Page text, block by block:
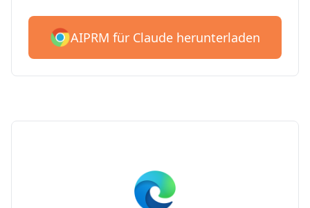
AIPRM für Claude herunterladen